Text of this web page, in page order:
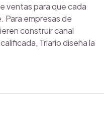
ventas para que cada
Para empresas de
construir canal
Triario diseña la